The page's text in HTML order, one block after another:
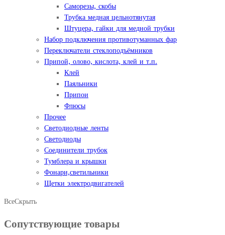
Саморезы, скобы
Трубка медная цельнотянутая
Штуцера, гайки для медной трубки
Набор подключения противотуманных фар
Переключатели стеклоподъёмников
Припой, олово, кислота, клей и т.п.
Клей
Паяльники
Припои
Флюсы
Прочее
Светодиодные ленты
Светодиоды
Соединители трубок
Тумблера и крышки
Фонари,светильники
Щетки электродвигателей
ВсеСкрыть
Сопутствующие товары